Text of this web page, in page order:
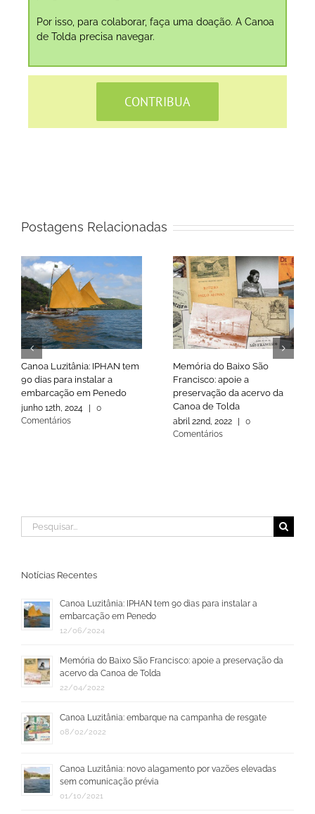
Por isso, para colaborar, faça uma doação. A Canoa
de Tolda precisa navegar.
CONTRIBUA
Postagens Relacionadas
Canoa Luzitânia: IPHAN tem
90 dias para instalar a
embarcação em Penedo
junho 12th, 2024
0
Comentários
Memória do Baixo São
Francisco: apoie a
preservação da acervo da
Canoa de Tolda
abril 22nd, 2022
0
Comentários
Buscar
resultados
Notícias Recentes
Canoa Luzitânia: IPHAN tem 90 dias para instalar a
embarcação em Penedo
12/06/2024
Memória do Baixo São Francisco: apoie a preservação da
acervo da Canoa de Tolda
22/04/2022
Canoa Luzitânia: embarque na campanha de resgate
08/02/2022
Canoa Luzitânia: novo alagamento por vazões elevadas
sem comunicação prévia
01/10/2021